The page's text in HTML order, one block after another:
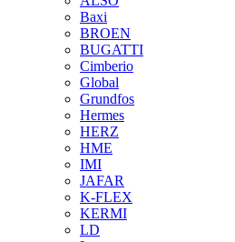
Baxi
BROEN
BUGATTI
Cimberio
Global
Grundfos
Hermes
HERZ
HME
IMI
JAFAR
K-FLEX
KERMI
LD